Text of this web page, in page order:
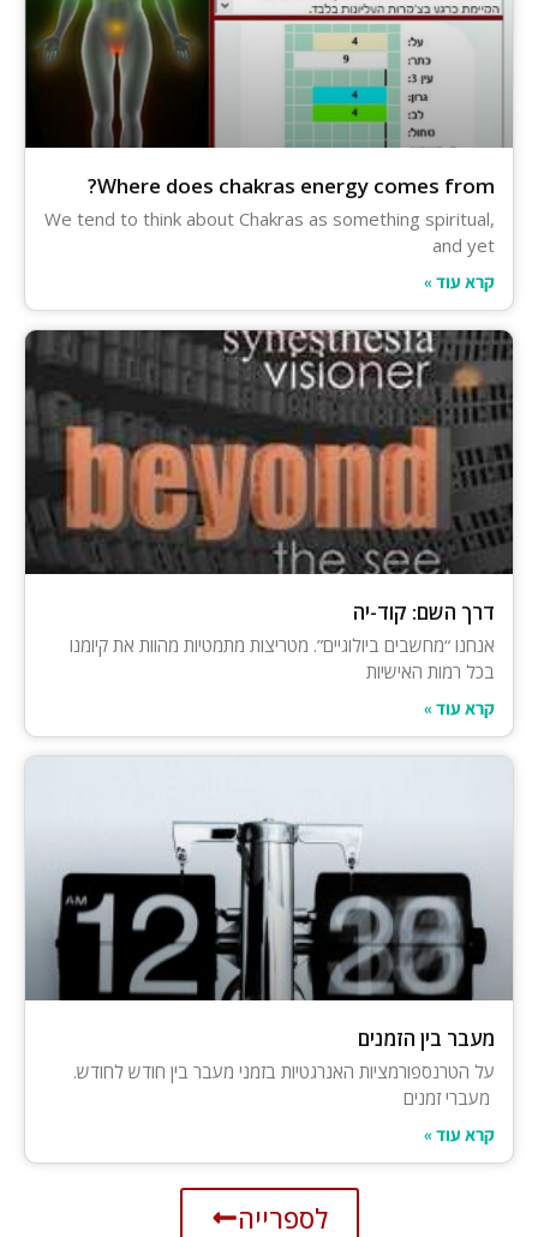
Where does chakras energy comes from?
We tend to think about Chakras as something spiritual,
and yet
קרא עוד »
דרך השם: קוד-יה
אנחנו “מחשבים ביולוגיים”. מטריצות מתמטיות מהוות את קיומנו
בכל רמות האישיות
קרא עוד »
מעבר בין הזמנים
על הטרנספורמציות האנרגטיות בזמני מעבר בין חודש לחודש.
מעברי זמנים
קרא עוד »
לספרייה